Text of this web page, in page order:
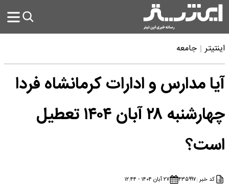
اینتیتر جامعه
آیا مدارس و ادارات کرمانشاه فردا
چهارشنبه ۲۸ آبان ۱۴۰۴ تعطیل
است؟
کد خبر :۴۳۵۹۹۷ ۲۷ آبان ۱۴۰۴ - ۱۲:۴۴